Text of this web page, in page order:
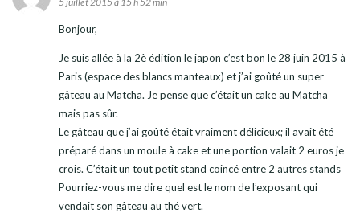
Bonjour,
Je suis allée à la 2è édition le japon c’est bon le 28 juin 2015 à
Paris (espace des blancs manteaux) et j’ai goûté un super
gâteau au Matcha. Je pense que c’était un cake au Matcha
mais pas sûr.
Le gâteau que j’ai goûté était vraiment délicieux; il avait été
préparé dans un moule à cake et une portion valait 2 euros je
crois. C’était un tout petit stand coincé entre 2 autres stands
Pourriez-vous me dire quel est le nom de l’exposant qui
vendait son gâteau au thé vert.